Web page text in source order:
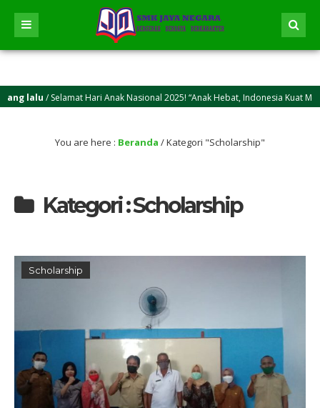
lalu / Selamat Hari Anak Nasional 2025! “Anak Hebat, Indonesia Kuat Menuju
You are here : Beranda /Kategori "Scholarship"
Kategori : Scholarship
Scholarship